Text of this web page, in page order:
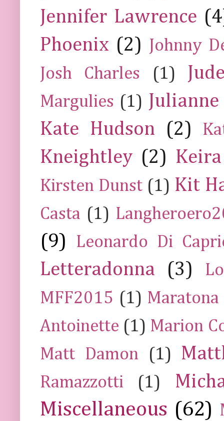
Jennifer Lawrence
Phoenix (2) Johnny
Josh Charles
(1)
Margulies (1)
Kate Hudson
(2)
Kneightley (2)
Kirsten Dunst (1) Kit
Casta (1)
(9) Leonardo Di
Letteradonna (3)
MFF2015 (1) Maratona
Antoinette (1) Marion
Matt Damon
(1)
Ramazzotti (1)
Miscellaneous (62)